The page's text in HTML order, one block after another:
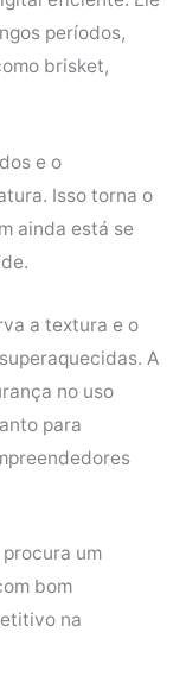
períodos,
brisket,
e o
Isso torna o
ainda está se
a textura e o
A
no uso
para
um
bom
na